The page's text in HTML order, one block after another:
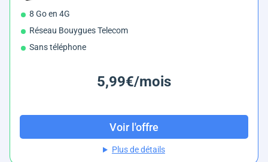
8 Go en 4G
Réseau Bouygues Telecom
Sans téléphone
5,99€/mois
Voir l'offre
Plus de détails